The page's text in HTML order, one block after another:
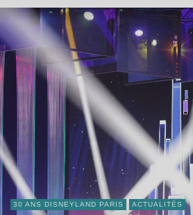
30 ANS DISNEYLAND PARIS ACTUALITÉS